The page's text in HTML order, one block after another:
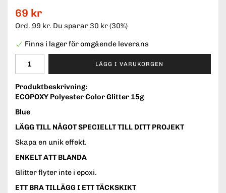
69 kr
Ord. 99 kr. Du sparar30 kr(30%)
Finns i lager för omgående leverans
LÄGG I VARUKORGEN
Produktbeskrivning:
ECOPOXY Polyester Color Glitter 15g
Blue
LÄGG TILL NÅGOT SPECIELLT TILL DITT PROJEKT
Skapa en unik effekt.
ENKELT ATT BLANDA
Glitter flyter inte i epoxi.
ETT BRA TILLÄGG I ETT TÄCKSKIKT